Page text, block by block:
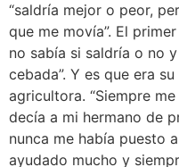
“saldría mejor o peor,
que me movía”. El
no sabía si saldría o no
cebada”. Y es que era
agricultora. “Siempre
decía a mi hermano de
nunca me había puesto
ayudado mucho y